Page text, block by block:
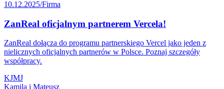
10.12.2025/Firma
ZanReal oficjalnym partnerem Vercela!
ZanReal dołącza do programu partnerskiego Vercel jako jeden z
nielicznych oficjalnych partnerów w Polsce. Poznaj szczegóły
współpracy.
KJMJ
Kamila i Mateusz